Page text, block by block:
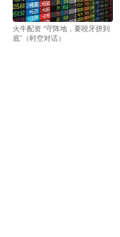
火牛配资 “守阵地，要咬牙拼到
底”（时空对话）